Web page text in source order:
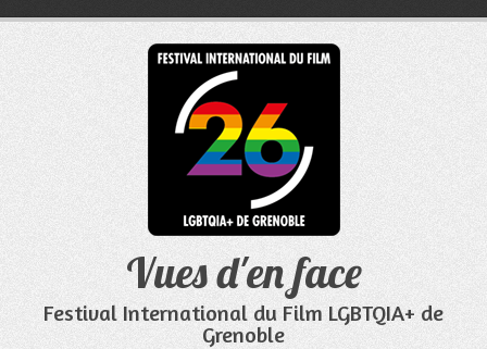
Vues d'en face
Festival International du Film LGBTQIA+ de
Grenoble